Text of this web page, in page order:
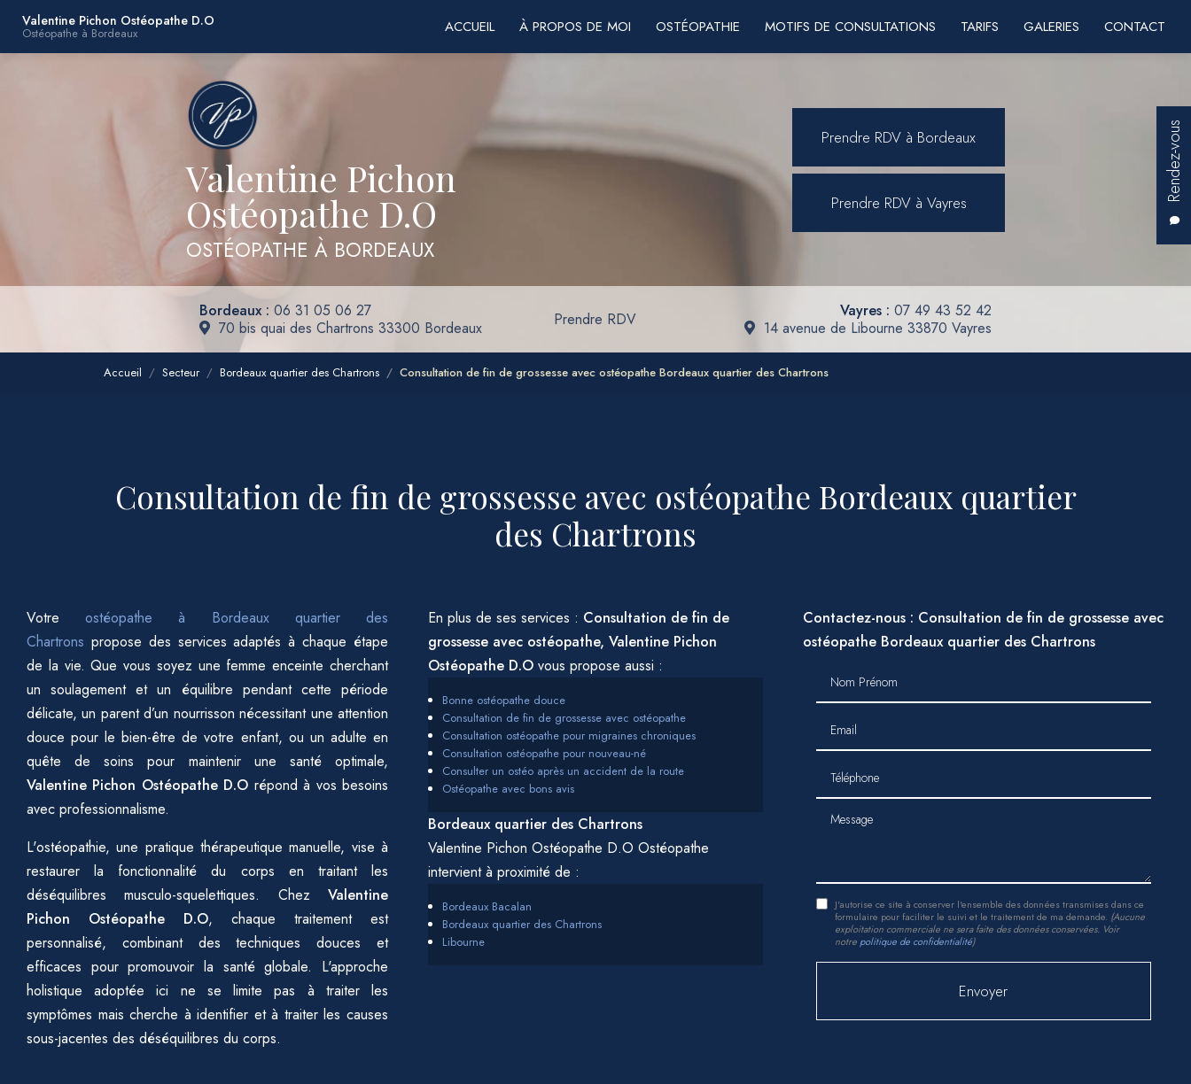
Aller
contenu
Valentine Pichon Ostéopathe D.O
Ostéopathe à Bordeaux
Rendez-vous
ACCUEIL À PROPOS DE MOI OSTÉOPATHIE MOTIFS DE CONSULTATIONS TARIFS GALERIES CONTACT
Valentine Pichon
Ostéopathe D.O
OSTÉOPATHE À BORDEAUX
Prendre RDV à Bordeaux
Prendre RDV à Vayres
Prendre RDV
Bordeaux : 06 31 05 06 27
70 bis quai des Chartrons 33300 Bordeaux
Vayres : 07 49 43 52 42
14 avenue de Libourne 33870 Vayres
Accueil Secteur Bordeaux quartier des Chartrons Consultation de fin de grossesse avec ostéopathe Bordeaux quartier des Chartrons
Consultation de fin de grossesse avec ostéopathe Bordeaux quartier
des Chartrons
Votreostéopathe à Bordeaux quartier des
Chartrons propose des services adaptés à chaque étape
de la vie. Que vous soyez une femme enceinte cherchant
un soulagement et un équilibre pendant cette période
délicate, un parent d’un nourrisson nécessitant une attention
douce pour le bien-être de votre enfant, ou un adulte en
quête de soins pour maintenir une santé optimale,
Valentine Pichon Ostéopathe D.O répond à vos besoins
avec professionnalisme.
L'ostéopathie, une pratique thérapeutique manuelle, vise à
restaurer la fonctionnalité du corps en traitant les
déséquilibres musculo-squelettiques. Chez Valentine
Pichon Ostéopathe D.O, chaque traitement est
personnalisé, combinant des techniques douces et
efficaces pour promouvoir la santé globale. L'approche
holistique adoptée ici ne se limite pas à traiter les
symptômes mais cherche à identifier et à traiter les causes
sous-jacentes des déséquilibres du corps.
En plus de ses services : Consultation de fin de
grossesse avec ostéopathe, Valentine Pichon
Ostéopathe D.Ovous propose aussi :
Bonne ostéopathe douce
Consultation de fin de grossesse avec ostéopathe
Consultation ostéopathe pour migraines chroniques
Consultation ostéopathe pour nouveau-né
Consulter un ostéo après un accident de la route
Ostéopathe avec bons avis
Bordeaux quartier des Chartrons
Valentine Pichon Ostéopathe D.O Ostéopathe
intervient à proximité de :
Bordeaux Bacalan
Bordeaux quartier des Chartrons
Libourne
Contactez-nous : Consultation de fin de grossesse avec
ostéopathe Bordeaux quartier des Chartrons
Nom Prénom
Email
Téléphone
Message
J'autorise ce site à conserver l'ensemble des données transmises dans ce
formulaire pour faciliter le suivi et le traitement de ma demande. (Aucune
exploitation commerciale ne sera faite des données conservées. Voir
notre politique de confidentialité)